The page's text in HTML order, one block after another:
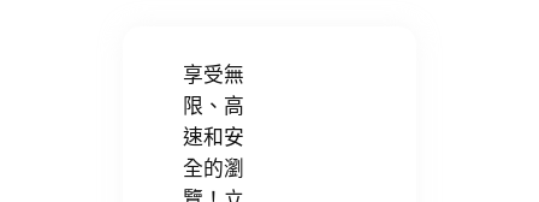
享受無
限、高
速和安
全的瀏